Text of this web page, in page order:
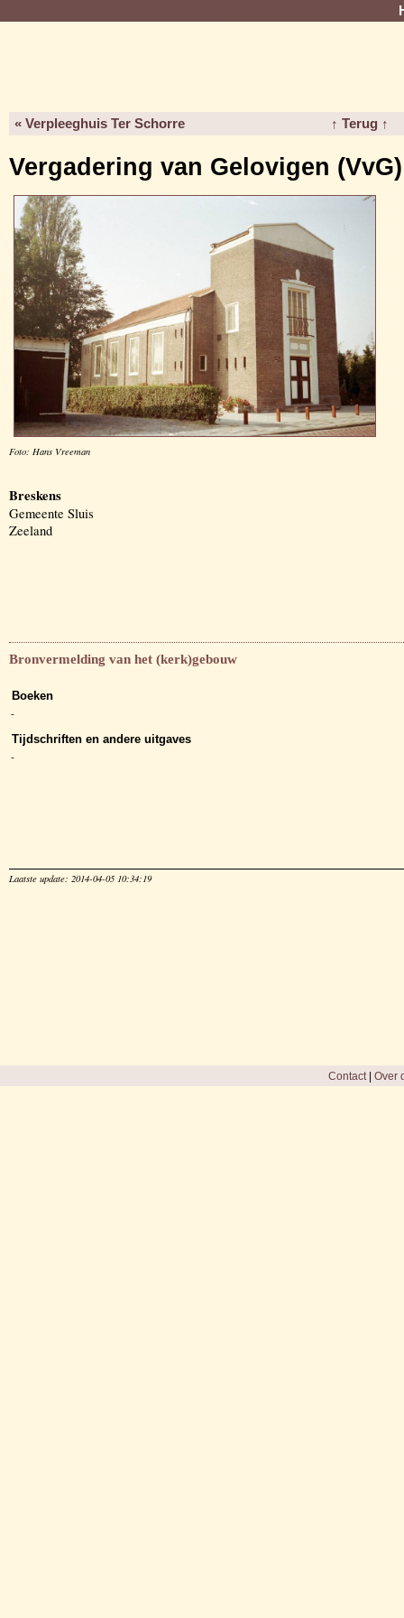
« Verpleeghuis Ter Schorre ↑ Terug ↑
Vergadering van Gelovigen (VvG)
Foto: Hans Vreeman
Breskens
Gemeente Sluis
Zeeland
Bronvermelding van het (kerk)gebouw
Boeken
-
Tijdschriften en andere uitgaves
-
Laatste update: 2014-04-05 10:34:19
Contact| Over